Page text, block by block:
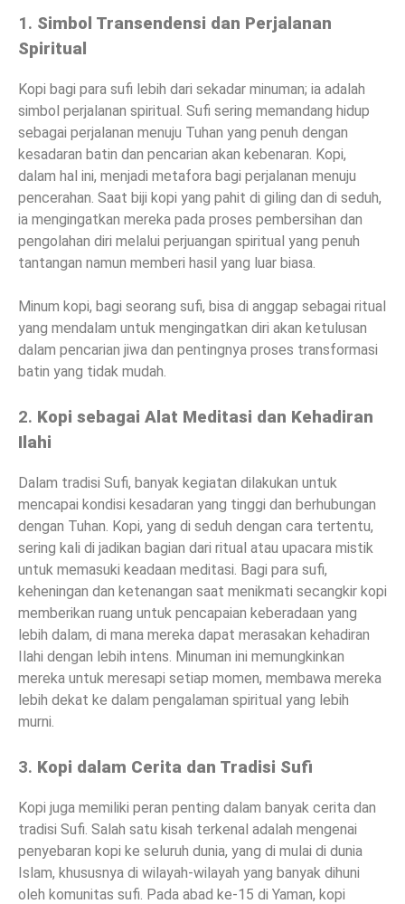
1. Simbol Transendensi dan Perjalanan
Spiritual
Kopi bagi para sufi lebih dari sekadar minuman; ia adalah
simbol perjalanan spiritual. Sufi sering memandang hidup
sebagai perjalanan menuju Tuhan yang penuh dengan
kesadaran batin dan pencarian akan kebenaran. Kopi,
dalam hal ini, menjadi metafora bagi perjalanan menuju
pencerahan. Saat biji kopi yang pahit di giling dan di seduh,
ia mengingatkan mereka pada proses pembersihan dan
pengolahan diri melalui perjuangan spiritual yang penuh
tantangan namun memberi hasil yang luar biasa.
Minum kopi, bagi seorang sufi, bisa di anggap sebagai ritual
yang mendalam untuk mengingatkan diri akan ketulusan
dalam pencarian jiwa dan pentingnya proses transformasi
batin yang tidak mudah.
2. Kopi sebagai Alat Meditasi dan Kehadiran
Ilahi
Dalam tradisi Sufi, banyak kegiatan dilakukan untuk
mencapai kondisi kesadaran yang tinggi dan berhubungan
dengan Tuhan. Kopi, yang di seduh dengan cara tertentu,
sering kali di jadikan bagian dari ritual atau upacara mistik
untuk memasuki keadaan meditasi. Bagi para sufi,
keheningan dan ketenangan saat menikmati secangkir kopi
memberikan ruang untuk pencapaian keberadaan yang
lebih dalam, di mana mereka dapat merasakan kehadiran
Ilahi dengan lebih intens. Minuman ini memungkinkan
mereka untuk meresapi setiap momen, membawa mereka
lebih dekat ke dalam pengalaman spiritual yang lebih
murni.
3. Kopi dalam Cerita dan Tradisi Sufi
Kopi juga memiliki peran penting dalam banyak cerita dan
tradisi Sufi. Salah satu kisah terkenal adalah mengenai
penyebaran kopi ke seluruh dunia, yang di mulai di dunia
Islam, khususnya di wilayah-wilayah yang banyak dihuni
oleh komunitas sufi. Pada abad ke-15 di Yaman, kopi